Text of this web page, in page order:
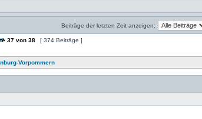
Beiträge der letzten Zeit anzeigen:
37 von 38 [ 374 Beiträge ]
Vorpommern